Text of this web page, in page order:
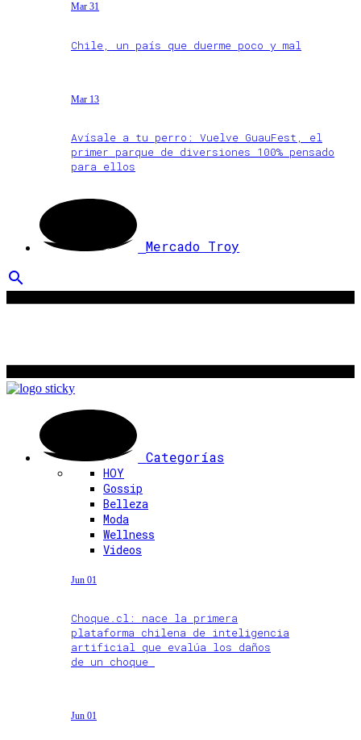
Mar 31
Chile, un país que duerme poco y mal
Mar 13
Avísale a tu perro: Vuelve GuauFest, el
primer parque de diversiones 100% pensado
para ellos
Mercado Troy
search
Categorías
HOY
Gossip
Belleza
Moda
Wellness
Videos
Jun 01
Choque.cl: nace la primera
plataforma chilena de inteligencia
artificial que evalúa los daños
de un choque
Jun 01